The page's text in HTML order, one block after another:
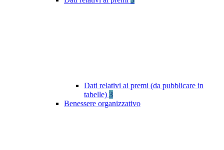
Dati relativi ai premi (da pubblicare in
tabelle) 3
Benessere organizzativo